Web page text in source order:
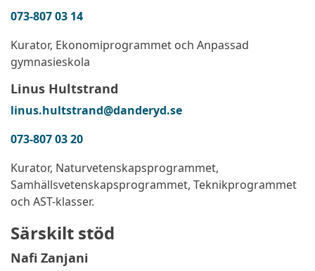
073-807 03 14
Kurator, Ekonomiprogrammet och Anpassad
gymnasieskola
Linus Hultstrand
linus.hultstrand@danderyd.se
073-807 03 20
Kurator, Naturvetenskapsprogrammet,
Samhällsvetenskapsprogrammet, Teknikprogrammet
och AST-klasser.
Särskilt stöd
Nafi Zanjani